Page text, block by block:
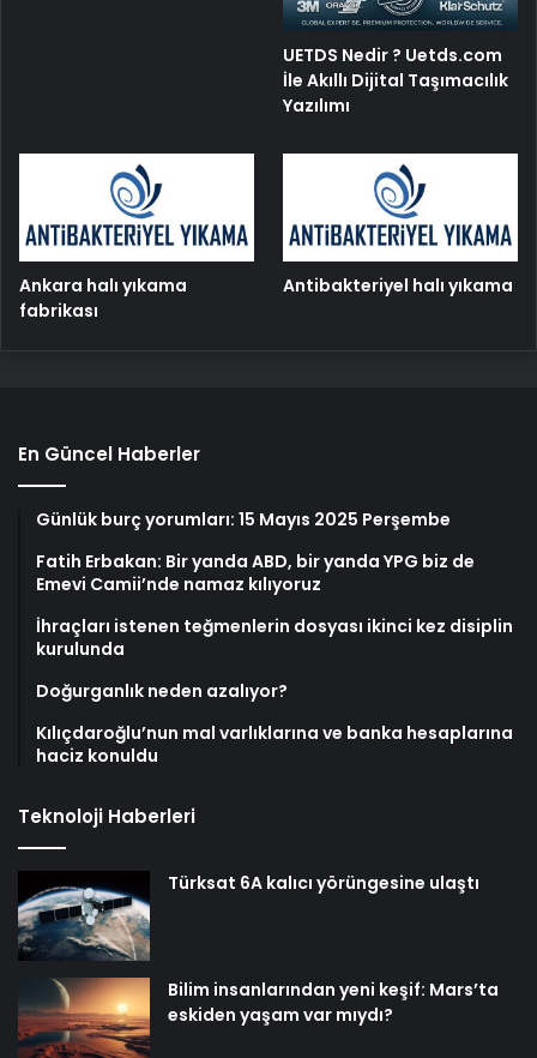
UETDS Nedir ? Uetds.com
İle Akıllı Dijital Taşımacılık
Yazılımı
Ankara halı yıkama
fabrikası
Antibakteriyel halı yıkama
En Güncel Haberler
Günlük burç yorumları: 15 Mayıs 2025 Perşembe
Fatih Erbakan: Bir yanda ABD, bir yanda YPG biz de
Emevi Camii’nde namaz kılıyoruz
İhraçları istenen teğmenlerin dosyası ikinci kez disiplin
kurulunda
Doğurganlık neden azalıyor?
Kılıçdaroğlu’nun mal varlıklarına ve banka hesaplarına
haciz konuldu
Teknoloji Haberleri
Türksat 6A kalıcı yörüngesine ulaştı
Bilim insanlarından yeni keşif: Mars’ta
eskiden yaşam var mıydı?